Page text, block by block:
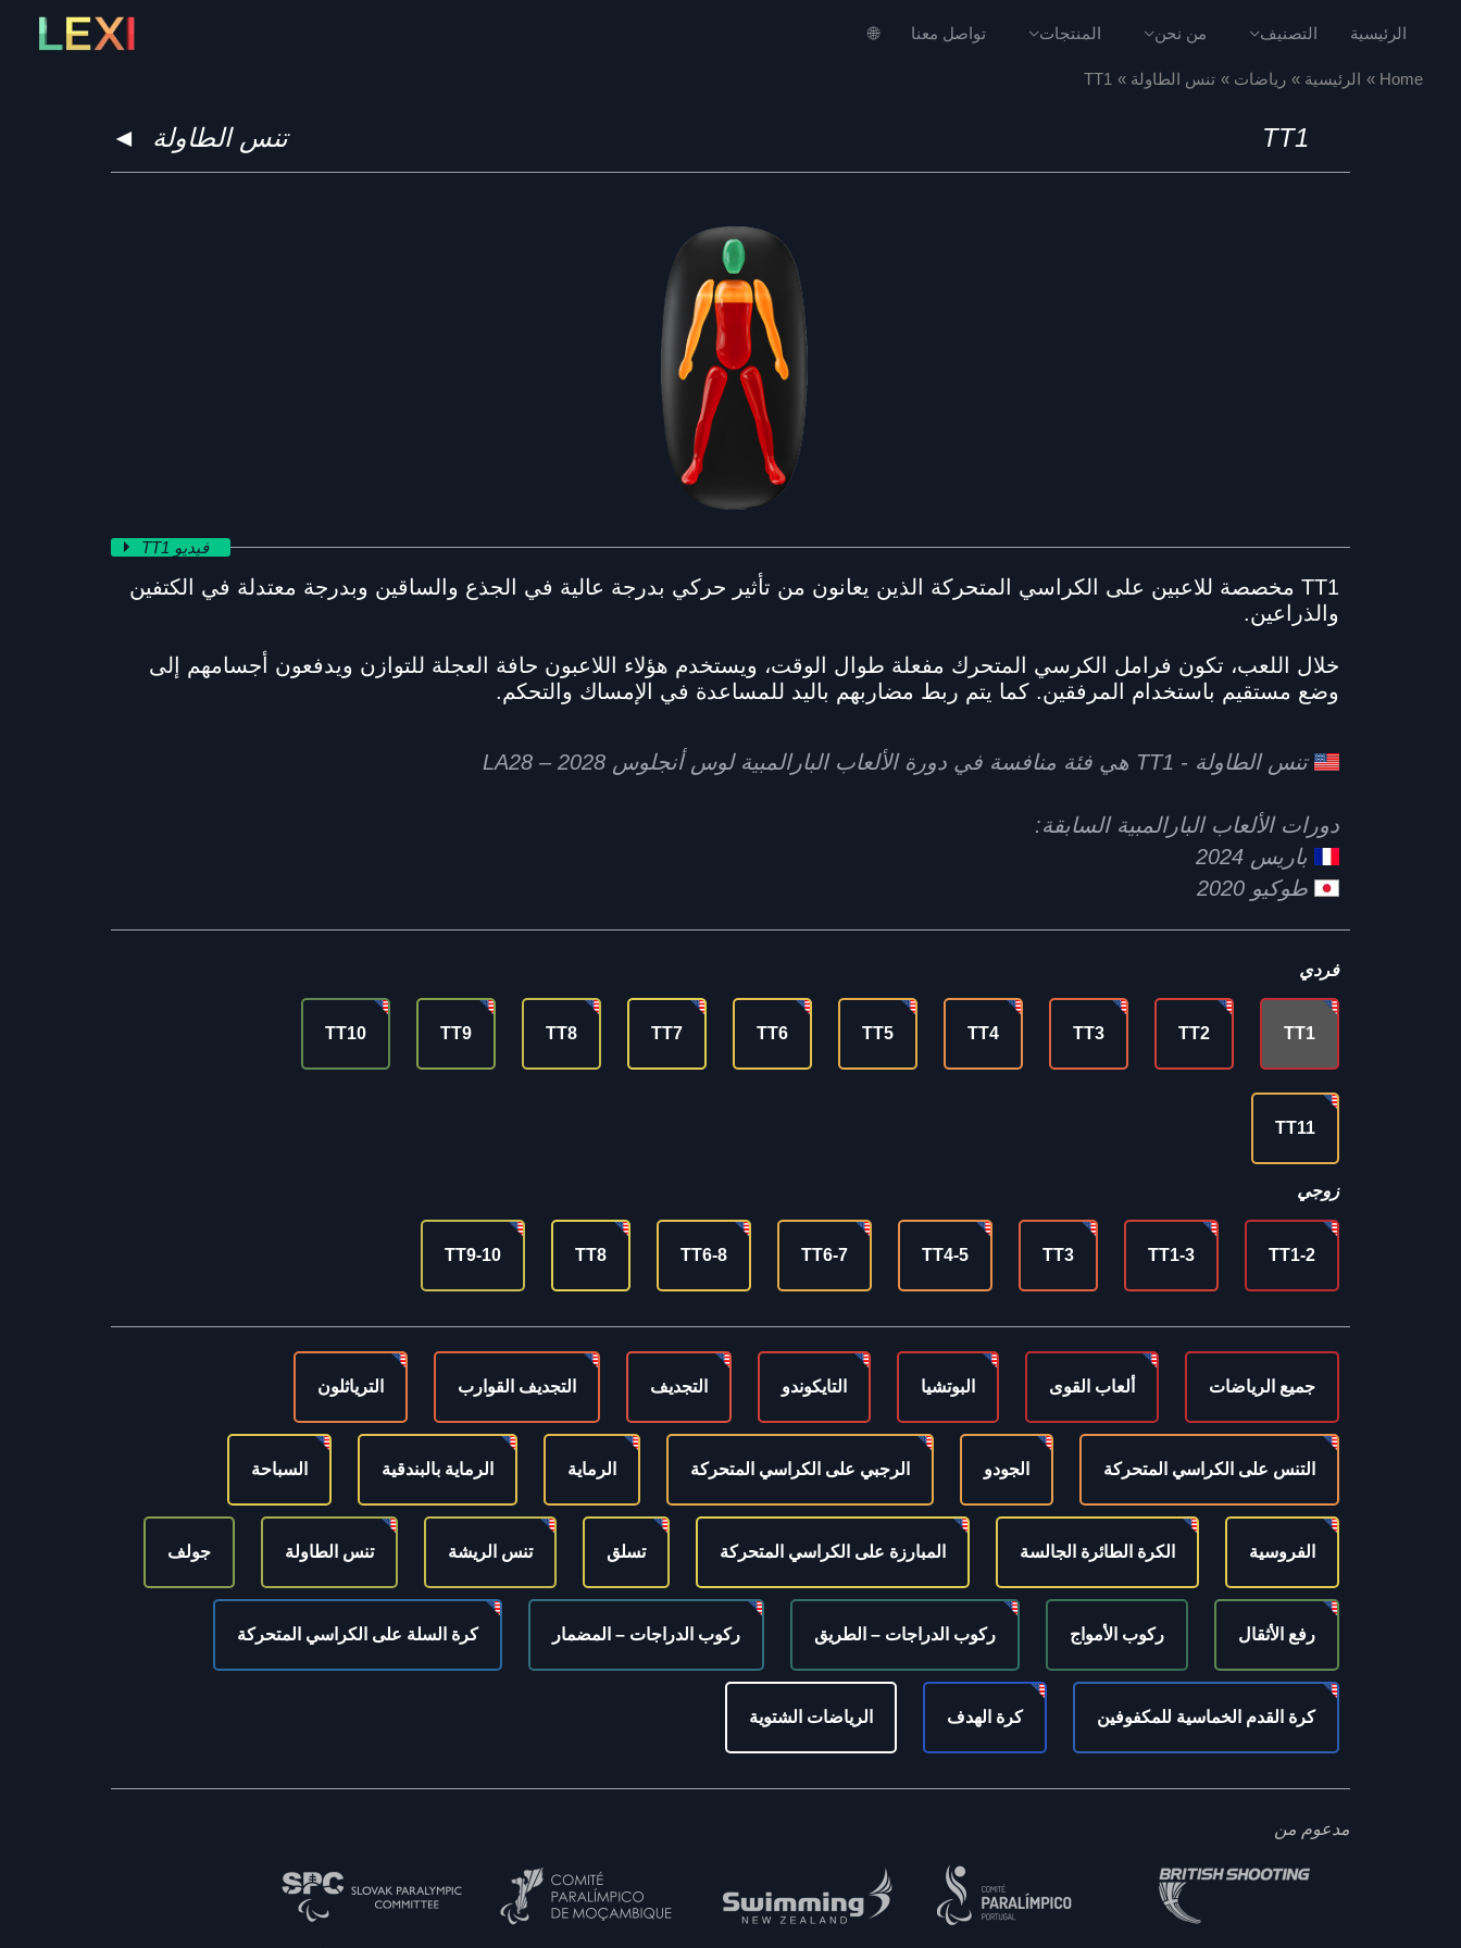
الرئيسية التصنيف من نحن المنتجات تواصل معنا 🌐
Home الرئيسية رياضات تنس الطاولة TT1
◄ تنس الطاولة TT1
TT1 فيديو
TT1 مخصصة للاعبين على الكراسي المتحركة الذين يعانون من تأثير حركي بدرجة عالية في الجذع والساقين وبدرجة معتدلة في الكتفين
والذراعين.
خلال اللعب، تكون فرامل الكرسي المتحرك مفعلة طوال الوقت، ويستخدم هؤلاء اللاعبون حافة العجلة للتوازن ويدفعون أجسامهم إلى
وضع مستقيم باستخدام المرفقين. كما يتم ربط مضاربهم باليد للمساعدة في الإمساك والتحكم.
تنس الطاولة - TT1 هي فئة منافسة في دورة الألعاب البارالمبية لوس أنجلوس 2028 – LA28
دورات الألعاب البارالمبية السابقة:
باريس 2024
طوكيو 2020
فردي
TT1
TT2
TT3
TT4
TT5
TT6
TT7
TT8
TT9
TT10
TT11
زوجي
TT1-2
TT1-3
TT3
TT4-5
TT6-7
TT6-8
TT8
TT9-10
جميع الرياضات ألعاب القوى البوتشيا التايكوندو التجديف التجديف القوارب الترياثلون
التنس على الكراسي المتحركة الجودو الرجبي على الكراسي المتحركة الرماية الرماية بالبندقية السباحة
الفروسية الكرة الطائرة الجالسة المبارزة على الكراسي المتحركة تسلق تنس الريشة تنس الطاولة جولف
رفع الأثقال ركوب الأمواج ركوب الدراجات – الطريق ركوب الدراجات – المضمار كرة السلة على الكراسي المتحركة
كرة القدم الخماسية للمكفوفين كرة الهدف الرياضات الشتوية
مدعوم من